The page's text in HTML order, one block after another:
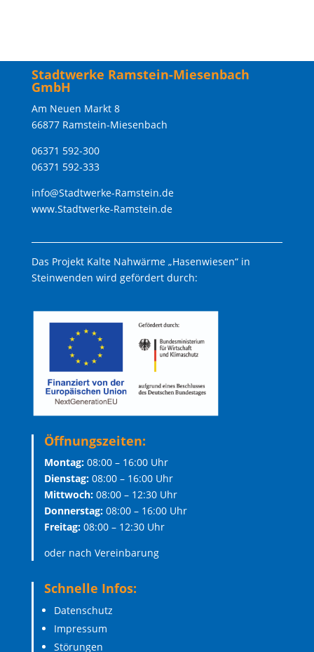
Stadtwerke Ramstein-Miesenbach
GmbH
Am Neuen Markt 8
66877 Ramstein-Miesenbach
06371 592-300
06371 592-333
info@Stadtwerke-Ramstein.de
www.Stadtwerke-Ramstein.de
Das Projekt Kalte Nahwärme „Hasenwiesen“ in
Steinwenden wird gefördert durch:
Öffnungszeiten:
Montag: 08:00 – 16:00 Uhr
Dienstag: 08:00 – 16:00 Uhr
Mittwoch: 08:00 – 12:30 Uhr
Donnerstag: 08:00 – 16:00 Uhr
Freitag: 08:00 – 12:30 Uhr
oder nach Vereinbarung
Schnelle Infos:
Datenschutz
Impressum
Störungen